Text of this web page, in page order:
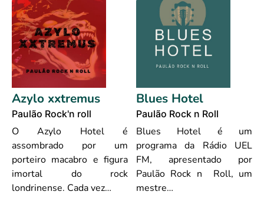
Azylo xxtremus
Paulão Rock'n roll
O Azylo Hotel é
assombrado por um
porteiro macabro e figura
imortal do rock
londrinense. Cada vez…
Blues Hotel
Paulão Rock n Roll
Blues Hotel é um
programa da Rádio UEL
FM, apresentado por
Paulão Rock n Roll, um
mestre…